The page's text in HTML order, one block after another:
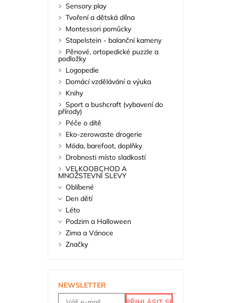
Sensory play
Tvoření a dětská dílna
Montessori pomůcky
Stapelstein - balanční kameny
Pěnové, ortopedické puzzle a
podložky
Logopedie
Domácí vzdělávání a výuka
Knihy
Sport a bushcraft (vybavení do
přírody)
Péče o dítě
Eko-zerowaste drogerie
Móda, barefoot, doplňky
Drobnosti místo sladkostí
VELKOOBCHOD A
MNOŽSTEVNÍ SLEVY
Oblíbené
Den dětí
Léto
Podzim a Halloween
Zima a Vánoce
Značky
NEWSLETTER